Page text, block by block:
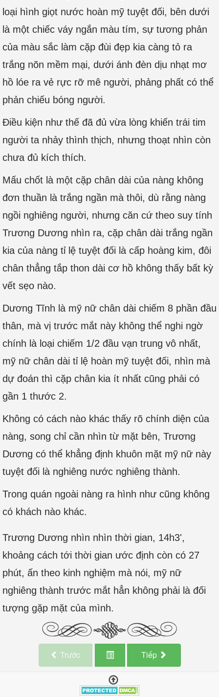
loại hình giọt nước hoàn mỹ tuyệt đối, bên dưới
là một chiếc váy ngắn màu tím, sự tương phản
của màu sắc làm cặp đùi đẹp kia càng tỏ ra
trắng nõn mềm mại, dưới ánh đèn dịu nhạt mơ
hồ lóe ra vẻ rực rỡ mê người, phảng phất có thể
phản chiếu bóng người.
Điều kiện như thế đã đủ vừa lòng khiến trái tim
người ta nhảy thình thịch, nhưng thoạt nhìn còn
chưa đủ kích thích.
Mấu chốt là một cặp chân dài của nàng không
đơn thuần là trắng ngần mà thôi, dù rằng nàng
ngồi nghiêng người, nhưng căn cứ theo suy tính
Trương Dương nhìn ra, cặp chân dài trắng ngần
kia của nàng tỉ lệ tuyệt đối là cấp hoàng kim, đôi
chân thẳng tắp thon dài cơ hồ không thấy bất kỳ
vết sẹo nào.
Dương Tĩnh là mỹ nữ chân dài chiếm 8 phần đầu
thân, mà vị trước mắt này không thể nghi ngờ
chính là loại chiếm 1/2 đầu vạn trung vô nhất,
mỹ nữ chân dài tỉ lệ hoàn mỹ tuyệt đối, nhìn mà
dự đoán thì cặp chân kia ít nhất cũng phải có
gần 1 thước 2.
Không có cách nào khác thấy rõ chính diện của
nàng, song chỉ cần nhìn từ mặt bên, Trương
Dương có thể khẳng định khuôn mặt mỹ nữ này
tuyệt đối là nghiêng nước nghiêng thành.
Trong quán ngoài nàng ra hình như cũng không
có khách nào khác.
Trương Dương nhìn nhìn thời gian, 14h3',
khoảng cách tới thời gian ước định còn có 27
phút, ấn theo kinh nghiệm mà nói, mỹ nữ
nghiêng thành trước mắt hẳn không phải là đối
tượng gặp mặt của mình.
Trước Tiếp